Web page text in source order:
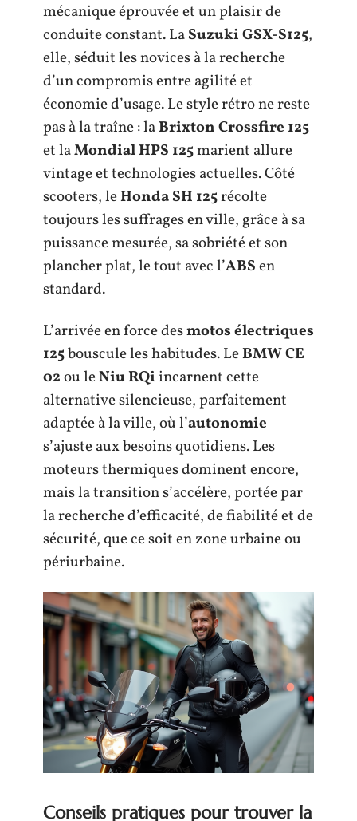
mécanique éprouvée et un plaisir de
conduite constant. LaSuzuki GSX-S125,
elle, séduit les novices à la recherche
d’un compromis entre agilité et
économie d’usage. Le style rétro ne reste
pas à la traîne : laBrixton Crossfire 125
et laMondial HPS 125marient allure
vintage et technologies actuelles. Côté
scooters, leHonda SH 125récolte
toujours les suffrages en ville, grâce à sa
puissance mesurée, sa sobriété et son
plancher plat, le tout avec l’ABSen
standard.
L’arrivée en force desmotos électriques
125bouscule les habitudes. LeBMW CE
02ou leNiu RQiincarnent cette
alternative silencieuse, parfaitement
adaptée à la ville, où l’autonomie
s’ajuste aux besoins quotidiens. Les
moteurs thermiques dominent encore,
mais la transition s’accélère, portée par
la recherche d’efficacité, de fiabilité et de
sécurité, que ce soit en zone urbaine ou
périurbaine.
Conseils pratiques pour trouver la